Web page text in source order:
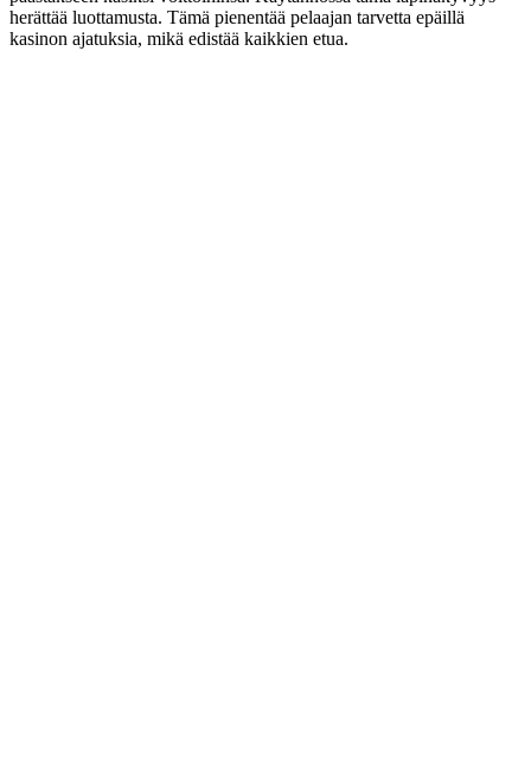
herättää luottamusta. Tämä pienentää pelaajan tarvetta epäillä
kasinon ajatuksia, mikä edistää kaikkien etua.